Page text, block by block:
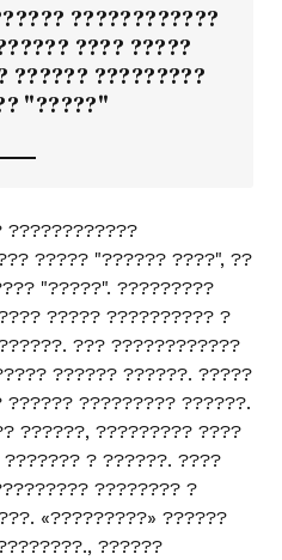
????????????
???? ?????
?????? ?????????
"?????"
????????????
????? "?????? ????", ??
"?????". ?????????
????? ?????????? ?
??? ????????????
?????? ??????. ?????
????????? ??????.
??????, ????????? ????
? ??????. ????
???????? ?
«?????????» ??????
??????